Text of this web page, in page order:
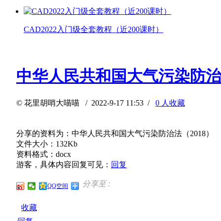
CAD2022入门级全套教程（近200课时）
中华人民共和国大气污染防治
© 花里胡哨大喵喵 / 2022-9-17 11:53 / 0 人收藏
分享的资料为：中华人民共和国大气污染防治法（2018）
文件大小：132Kb
资料格式：docx
游客，具体内容回复可见： 回复
分享至 :
QQ空间
收藏